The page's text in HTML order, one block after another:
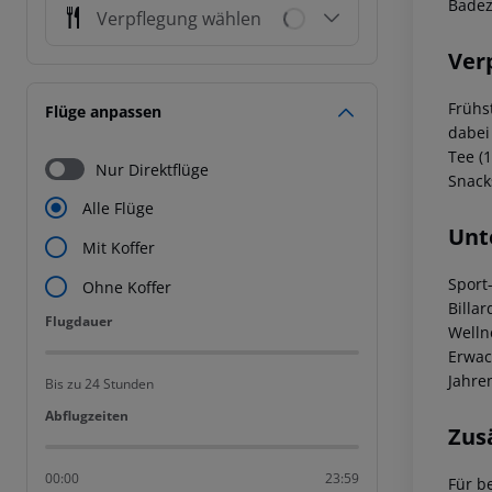
Verpflegung wählen
Flüge anpassen
Nur Direktflüge
Alle Flüge
Mit Koffer
Ohne Koffer
Flugdauer
Flugdauer
Bis zu 24 Stunden
Abflugzeiten
Abflugzeiten
00:00 23:59
Tee
Für